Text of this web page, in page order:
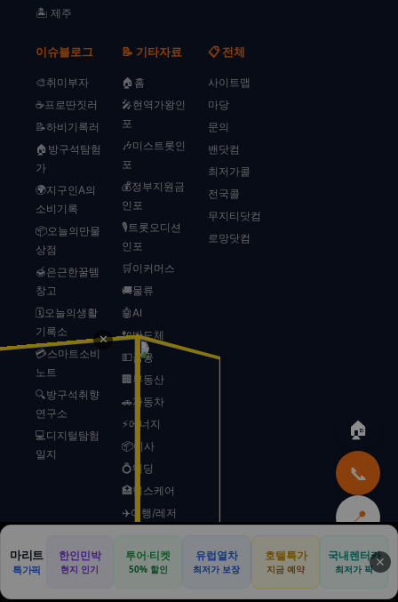
🏝️ 제주
이슈블로그
🎨취미부자
☕프로딴짓러
📝하비기록러
🏠방구석탐험
가
🌍지구인A의
소비기록
📦오늘의만물
상점
🍯은근한꿀템
창고
🗓️오늘의생활
기록소
💳스마트소비
노트
🔍방구석취향
연구소
💻디지털탐험
일지
📝 기타자료
🏠홈
🎤현역가왕인
포
🎶미스트롯인
포
💰정부지원금
인포
🎙️트롯오디션
인포
🛒이커머스
🚚물류
🤖AI
🔌반도체
💵금융
🏢부동산
🚗자동차
⚡에너지
📦이사
💍웨딩
🏥헬스케어
✈️여행/레저
🎱로또
📋 전체
사이트맵
마당
문의
밴닷컴
최저가콜
전국콜
무지티닷컴
로망닷컴
🏠
📞
📍
⬆️
🏠 🚗 💒 🏕️
캠핑카
📍
전국
📢
광고
✕
마리트
특가픽
한인민박
현지 인기
투어·티켓
50% 할인
유럽열차
최저가 보장
호텔특가
지금 예약
국내렌터카
최저가 픽 ✕